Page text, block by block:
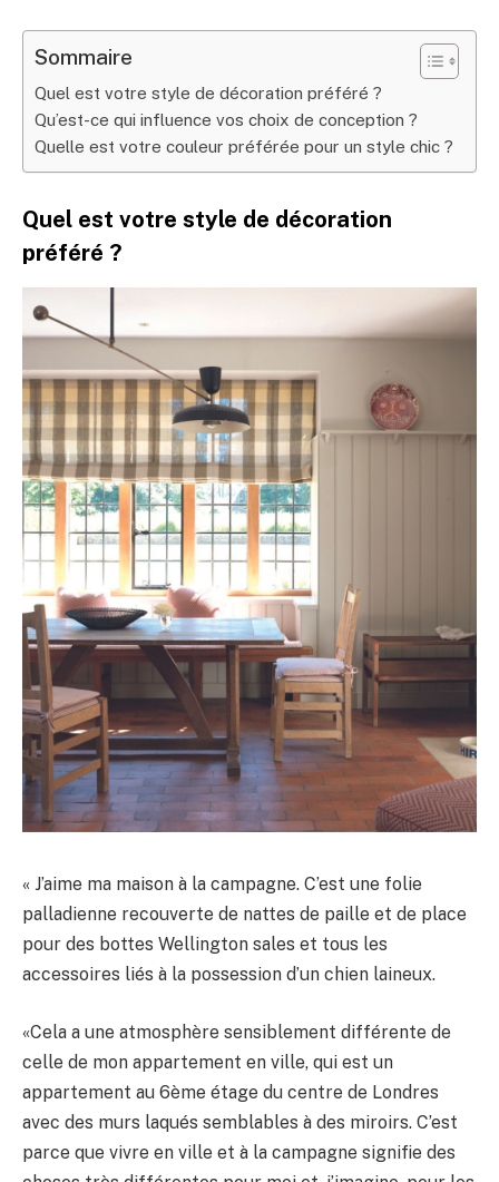
Sommaire
Quel est votre style de décoration préféré ?
Qu’est-ce qui influence vos choix de conception ?
Quelle est votre couleur préférée pour un style chic ?
Quel est votre style de décoration
préféré ?
« J’aime ma maison à la campagne. C’est une folie
palladienne recouverte de nattes de paille et de place
pour des bottes Wellington sales et tous les
accessoires liés à la possession d’un chien laineux.
«Cela a une atmosphère sensiblement différente de
celle de mon appartement en ville, qui est un
appartement au 6ème étage du centre de Londres
avec des murs laqués semblables à des miroirs. C’est
parce que vivre en ville et à la campagne signifie des